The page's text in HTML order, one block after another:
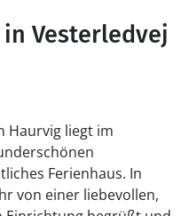
in Vesterledvej
Haurvig liegt im
Ferienhaus. In
von einer liebevollen,